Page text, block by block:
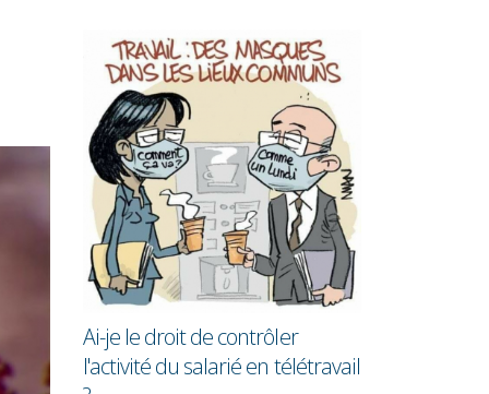
Les femmes gagnent toujours
en moyenne 28,7% de moins
que les hommes